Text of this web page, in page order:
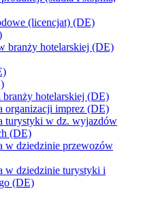
(licencjat) (DE)
branży hotelarskiej (DE)
hotelarskiej (DE)
organizacji imprez (DE)
turystyki w dz. wyjazdów
(DE)
w dziedzinie przewozów
w dziedzinie turystyki i
(DE)